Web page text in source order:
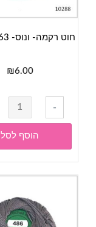
חוט רקמה- ונוס- 363- תכלת
₪6.00
-
הוסף לסל